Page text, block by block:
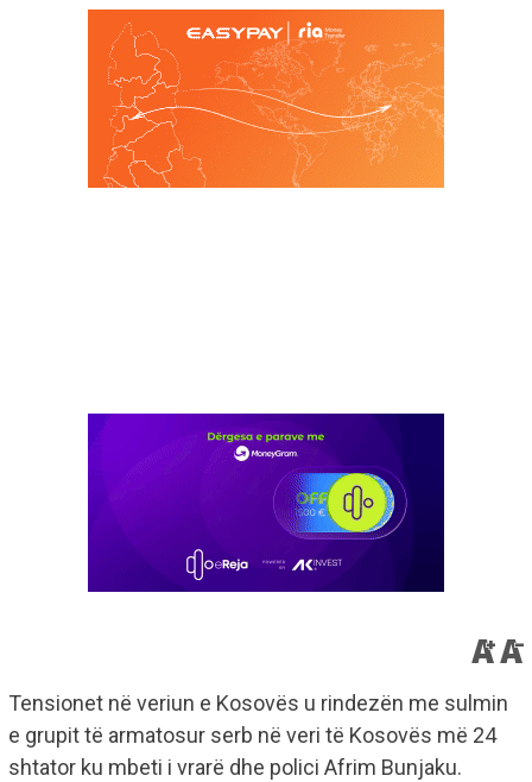
Tensionet në veriun e Kosovës u rindezën me sulmin
e grupit të armatosur serb në veri të Kosovës më 24
shtator ku mbeti i vrarë dhe polici Afrim Bunjaku.